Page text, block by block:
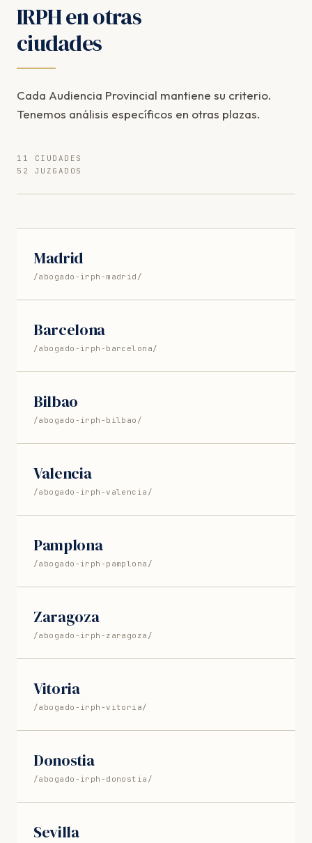
IRPH en otras
ciudades
Cada Audiencia Provincial mantiene su criterio.
Tenemos análisis específicos en otras plazas.
11 CIUDADES
52 JUZGADOS
Madrid
/abogado-irph-madrid/
Barcelona
/abogado-irph-barcelona/
Bilbao
/abogado-irph-bilbao/
Valencia
/abogado-irph-valencia/
Pamplona
/abogado-irph-pamplona/
Zaragoza
/abogado-irph-zaragoza/
Vitoria
/abogado-irph-vitoria/
Donostia
/abogado-irph-donostia/
Sevilla